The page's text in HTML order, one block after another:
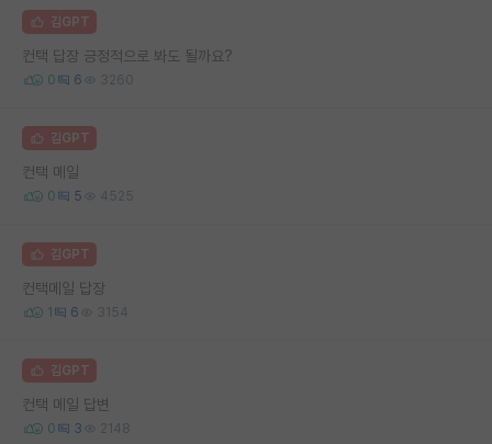
김GPT
컨택 답장 긍정적으로 봐도 될까요?
0 6 3260
김GPT
컨택 메일
0 5 4525
김GPT
컨택메일 답장
1 6 3154
김GPT
컨택 메일 답변
0 3 2148